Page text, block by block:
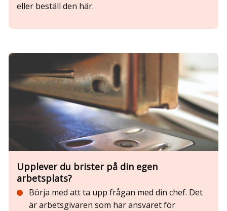
eller beställ den här.
Upplever du brister på din egen
arbetsplats?
Börja med att ta upp frågan med din chef. Det
är arbetsgivaren som har ansvaret för